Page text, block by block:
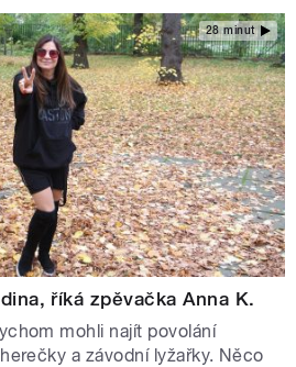
28 minut
říká zpěvačka Anna K.
mohli najít povolání
a závodní lyžařky. Něco